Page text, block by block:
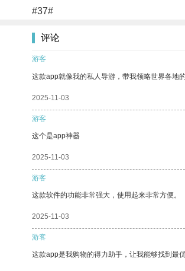
#37#
评论
游客
这款app就像我的私人导游，带我领略世界各地的
2025-11-03
游客
这个是app神器
2025-11-03
游客
这款软件的功能非常强大，使用起来非常方便。
2025-11-03
游客
这款app是我购物的得力助手，让我能够找到最